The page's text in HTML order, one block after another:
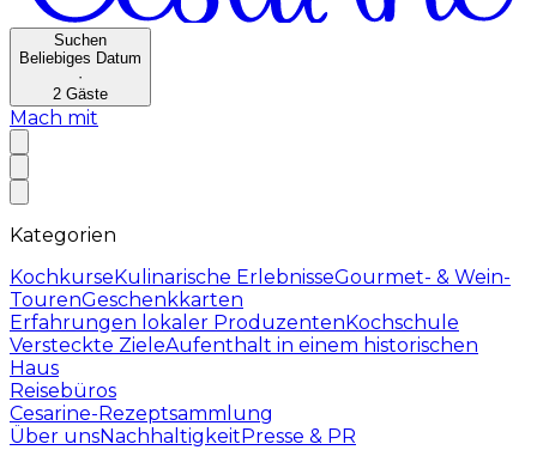
Suchen
Beliebiges Datum
·
2 Gäste
Mach mit
Kategorien
KochkurseKulinarische ErlebnisseGourmet- & Wein-
TourenGeschenkkarten
Erfahrungen lokaler ProduzentenKochschule
Versteckte ZieleAufenthalt in einem historischen
Haus
Reisebüros
Cesarine-Rezeptsammlung
Über unsNachhaltigkeitPresse & PR